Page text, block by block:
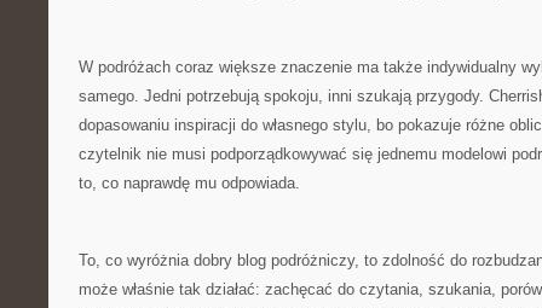
W podróżach coraz większe znaczenie ma także indywidualny
samego. Jedni potrzebują spokoju, inni szukają przygody.
dopasowaniu inspiracji do własnego stylu, bo pokazuje różne
czytelnik nie musi podporządkowywać się jednemu modelowi
to, co naprawdę mu odpowiada.
To, co wyróżnia dobry blog podróżniczy, to zdolność do
może właśnie tak działać: zachęcać do czytania, szukania,